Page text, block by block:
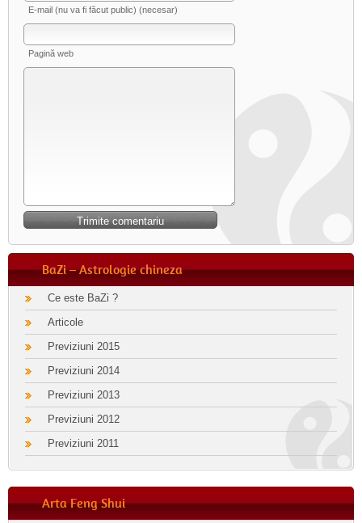
E-mail (nu va fi făcut public) (necesar)
Pagină web
BaZi – Astrologie chineza
Ce este BaZi ?
Articole
Previziuni 2015
Previziuni 2014
Previziuni 2013
Previziuni 2012
Previziuni 2011
Arta Feng Shui